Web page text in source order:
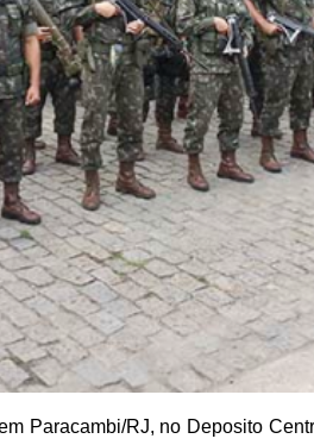
Paracambi/RJ, no Deposito